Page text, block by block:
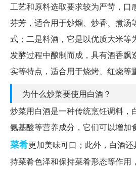
工艺和原料选取要求较为严苛，口
芬芳，适合用于炒熘、炒香、煮汤
式；二是料酒，它是以优质大米等
发酵过程中酿制而成，具有酒香飘
实等特点，适合用于烧烤、红烧等
为什么炒菜要使用白酒？
炒菜用白酒是一种传统烹饪调料，
氨基酸等营养成分，它们可以增加
菜肴更加美味可口；此外，白酒
持菜肴色泽和保持菜肴形态等作用